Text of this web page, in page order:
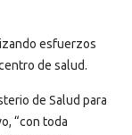
esfuerzos
de salud.
de Salud para
“con toda